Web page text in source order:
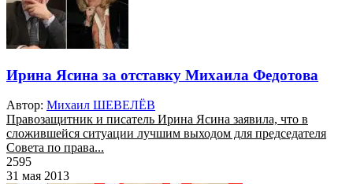
Ирина Ясина за отставку Михаила Федотова
Автор: Михаил ШЕВЕЛЁВ
Правозащитник и писатель Ирина Ясина заявила, что в
сложившейся ситуации лучшим выходом для председателя
Совета по права...
2595
31 мая 2013